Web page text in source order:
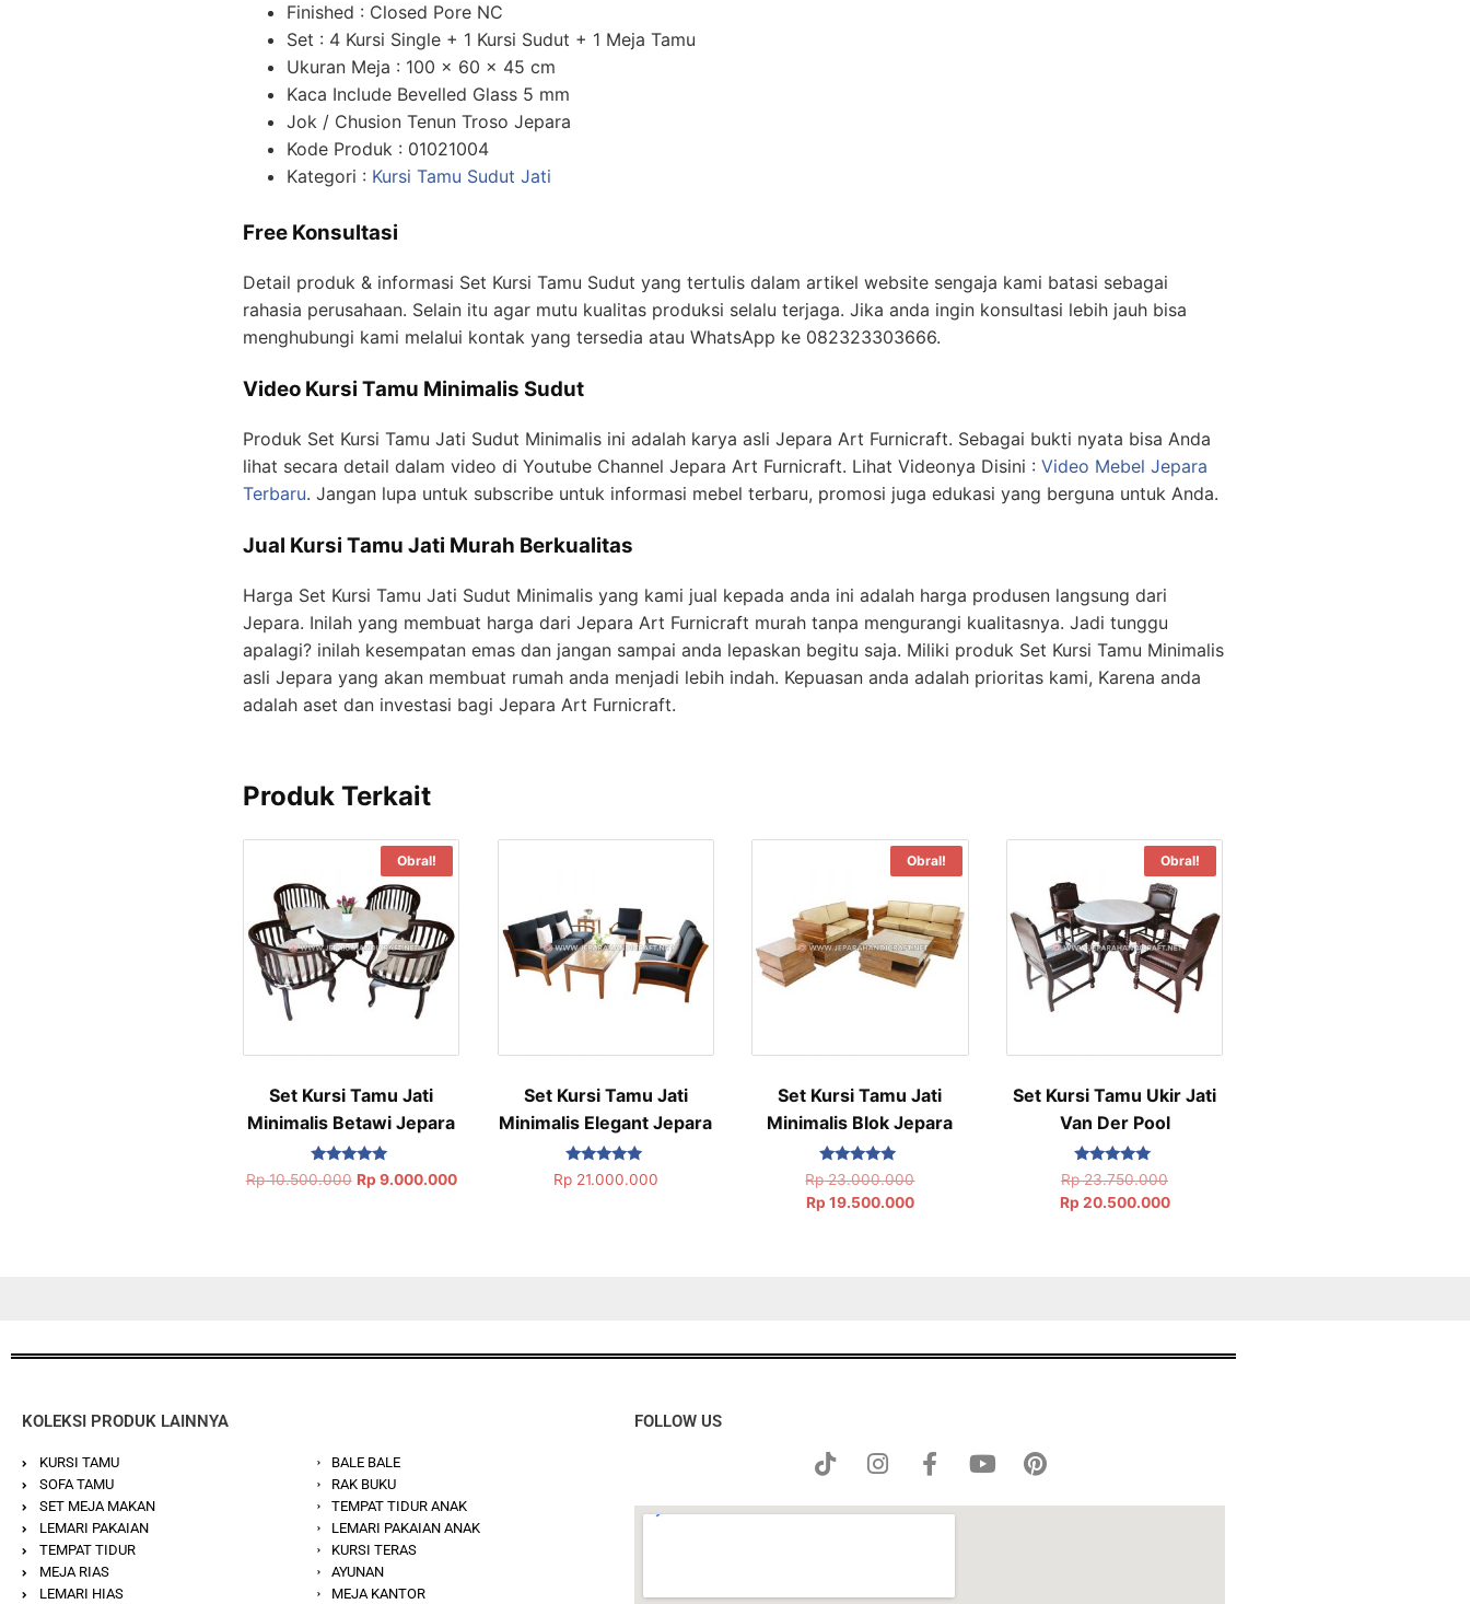
Finished : Closed Pore NC
Set : 4 Kursi Single + 1 Kursi Sudut + 1 Meja Tamu
Ukuran Meja : 100 x 60 x 45 cm
Kaca Include Bevelled Glass 5 mm
Jok / Chusion Tenun Troso Jepara
Kode Produk : 01021004
Kategori : Kursi Tamu Sudut Jati
Free Konsultasi
Detail produk & informasi Set Kursi Tamu Sudut yang tertulis dalam artikel website sengaja kami batasi sebagai
rahasia perusahaan. Selain itu agar mutu kualitas produksi selalu terjaga. Jika anda ingin konsultasi lebih jauh bisa
menghubungi kami melalui kontak yang tersedia atau WhatsApp ke 082323303666.
Video Kursi Tamu Minimalis Sudut
Produk Set Kursi Tamu Jati Sudut Minimalis ini adalah karya asli Jepara Art Furnicraft. Sebagai bukti nyata bisa Anda
lihat secara detail dalam video di Youtube Channel Jepara Art Furnicraft. Lihat Videonya Disini : Video Mebel Jepara
Terbaru. Jangan lupa untuk subscribe untuk informasi mebel terbaru, promosi juga edukasi yang berguna untuk Anda.
Jual Kursi Tamu Jati Murah Berkualitas
Harga Set Kursi Tamu Jati Sudut Minimalis yang kami jual kepada anda ini adalah harga produsen langsung dari
Jepara. Inilah yang membuat harga dari Jepara Art Furnicraft murah tanpa mengurangi kualitasnya. Jadi tunggu
apalagi? inilah kesempatan emas dan jangan sampai anda lepaskan begitu saja. Miliki produk Set Kursi Tamu Minimalis
asli Jepara yang akan membuat rumah anda menjadi lebih indah. Kepuasan anda adalah prioritas kami, Karena anda
adalah aset dan investasi bagi Jepara Art Furnicraft.
Produk Terkait
Obral!
Set Kursi Tamu Jati
Minimalis Betawi Jepara
Dinilai
5.00
Rp10.500.000 Rp 9.000.000
Set Kursi Tamu Jati
Minimalis Elegant Jepara
Dinilai
5.00
Rp21.000.000
Obral!
Set Kursi Tamu Jati
Minimalis Blok Jepara
Dinilai
5.00
dari 5
Rp23.000.000
Rp 19.500.000
Obral!
Set Kursi Tamu Ukir Jati
Van Der Pool
Dinilai
5.00
dari 5
Rp23.750.000
Rp 20.500.000
KOLEKSI PRODUK LAINNYA
KURSI TAMU
SOFA TAMU
SET MEJA MAKAN
LEMARI PAKAIAN
TEMPAT TIDUR
MEJA RIAS
LEMARI HIAS
BALE BALE
RAK BUKU
TEMPAT TIDUR ANAK
LEMARI PAKAIAN ANAK
KURSI TERAS
AYUNAN
MEJA KANTOR
FOLLOW US